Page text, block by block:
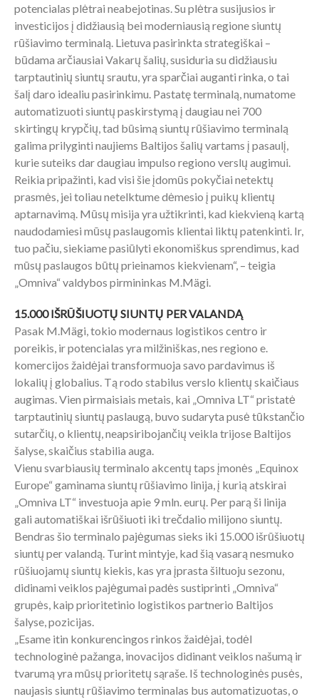
potencialas plėtrai neabejotinas. Su plėtra susijusios ir
investicijos į didžiausią bei moderniausią regione siuntų
rūšiavimo terminalą. Lietuva pasirinkta strategiškai –
būdama arčiausiai Vakarų šalių, susiduria su didžiausiu
tarptautinių siuntų srautu, yra sparčiai auganti rinka, o tai
šalį daro idealiu pasirinkimu. Pastatę terminalą, numatome
automatizuoti siuntų paskirstymą į daugiau nei 700
skirtingų krypčių, tad būsimą siuntų rūšiavimo terminalą
galima prilyginti naujiems Baltijos šalių vartams į pasaulį,
kurie suteiks dar daugiau impulso regiono verslų augimui.
Reikia pripažinti, kad visi šie įdomūs pokyčiai netektų
prasmės, jei toliau netelktume dėmesio į puikų klientų
aptarnavimą. Mūsų misija yra užtikrinti, kad kiekvieną kartą
naudodamiesi mūsų paslaugomis klientai liktų patenkinti. Ir,
tuo pačiu, siekiame pasiūlyti ekonomiškus sprendimus, kad
mūsų paslaugos būtų prieinamos kiekvienam“, – teigia
„Omniva“ valdybos pirmininkas M.Mägi.
15.000 IŠRŪŠIUOTŲ SIUNTŲ PER VALANDĄ
Pasak M.Mägi, tokio modernaus logistikos centro ir
poreikis, ir potencialas yra milžiniškas, nes regiono e.
komercijos žaidėjai transformuoja savo pardavimus iš
lokalių į globalius. Tą rodo stabilus verslo klientų skaičiaus
augimas. Vien pirmaisiais metais, kai „Omniva LT“ pristatė
tarptautinių siuntų paslaugą, buvo sudaryta pusė tūkstančio
sutarčių, o klientų, neapsiribojančių veikla trijose Baltijos
šalyse, skaičius stabilia auga.
Vienu svarbiausių terminalo akcentų taps įmonės „Equinox
Europe“ gaminama siuntų rūšiavimo linija, į kurią atskirai
„Omniva LT“ investuoja apie 9 mln. eurų. Per parą ši linija
gali automatiškai išrūšiuoti iki trečdalio milijono siuntų.
Bendras šio terminalo pajėgumas sieks iki 15.000 išrūšiuotų
siuntų per valandą. Turint mintyje, kad šią vasarą nesmuko
rūšiuojamų siuntų kiekis, kas yra įprasta šiltuoju sezonu,
didinami veiklos pajėgumai padės sustiprinti „Omniva“
grupės, kaip prioritetinio logistikos partnerio Baltijos
šalyse, pozicijas.
„Esame itin konkurencingos rinkos žaidėjai, todėl
technologinė pažanga, inovacijos didinant veiklos našumą ir
tvarumą yra mūsų prioritetų sąraše. Iš technologinės pusės,
naujasis siuntų rūšiavimo terminalas bus automatizuotas, o